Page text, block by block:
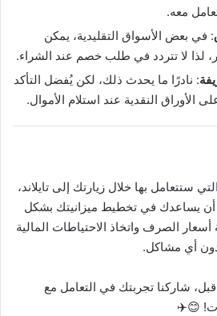
معه.
: في بعض الأسواق التقليدية، يمكن
لذا لا تتردد في طلب خصم عند الشراء.
: نادرًا ما يحدث ذلك، لكن يُفضل التأكد
الأوراق النقدية عند استلام الأموال.
ستتعامل بها خلال زيارتك إلى تايلاند،
أن يساعدك في تخطيط ميزانيتك بشكل
الصرف واتخاذ الاحتياطات المالية
دون أي مشاكل.
شاركنا تجربتك في التعامل مع
😊✈️